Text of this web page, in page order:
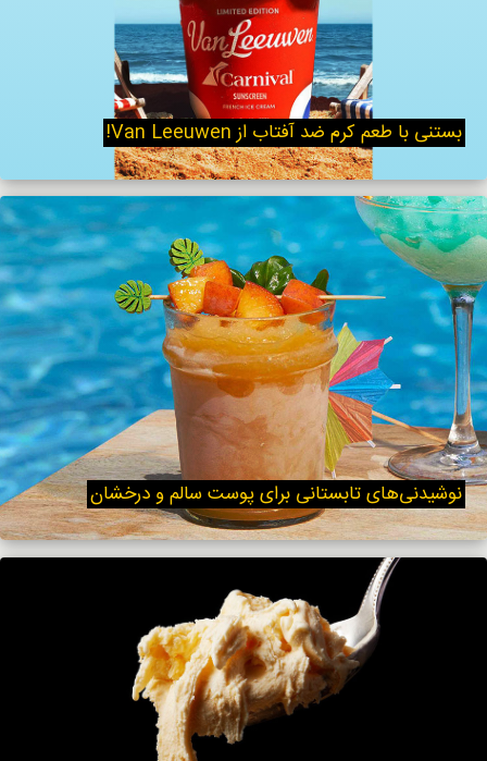
بستنی با طعم کرم ضد آفتاب از Van Leeuwen!
نوشیدنی‌های تابستانی برای پوست سالم و درخشان